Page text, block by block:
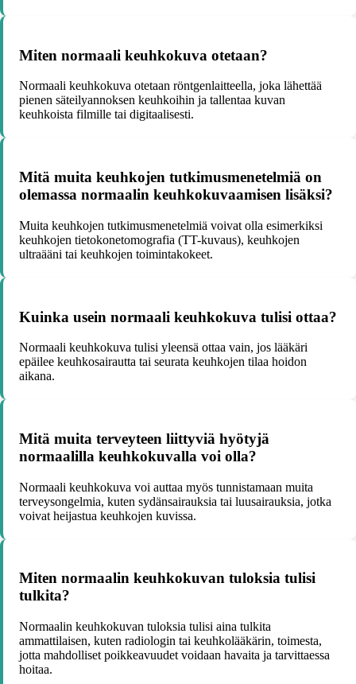
Miten normaali keuhkokuva otetaan?
Normaali keuhkokuva otetaan röntgenlaitteella, joka lähettää
pienen säteilyannoksen keuhkoihin ja tallentaa kuvan
keuhkoista filmille tai digitaalisesti.
Mitä muita keuhkojen tutkimusmenetelmiä on
olemassa normaalin keuhkokuvaamisen lisäksi?
Muita keuhkojen tutkimusmenetelmiä voivat olla esimerkiksi
keuhkojen tietokonetomografia (TT-kuvaus), keuhkojen
ultraääni tai keuhkojen toimintakokeet.
Kuinka usein normaali keuhkokuva tulisi ottaa?
Normaali keuhkokuva tulisi yleensä ottaa vain, jos lääkäri
epäilee keuhkosairautta tai seurata keuhkojen tilaa hoidon
aikana.
Mitä muita terveyteen liittyviä hyötyjä
normaalilla keuhkokuvalla voi olla?
Normaali keuhkokuva voi auttaa myös tunnistamaan muita
terveysongelmia, kuten sydänsairauksia tai luusairauksia, jotka
voivat heijastua keuhkojen kuvissa.
Miten normaalin keuhkokuvan tuloksia tulisi
tulkita?
Normaalin keuhkokuvan tuloksia tulisi aina tulkita
ammattilaisen, kuten radiologin tai keuhkolääkärin, toimesta,
jotta mahdolliset poikkeavuudet voidaan havaita ja tarvittaessa
hoitaa.